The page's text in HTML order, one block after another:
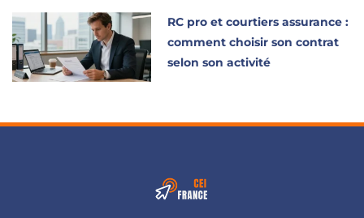
RC pro et courtiers assurance :
comment choisir son contrat
selon son activité